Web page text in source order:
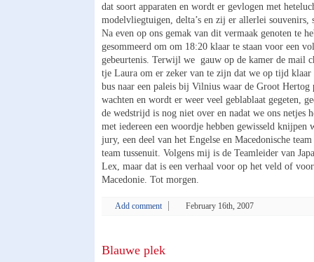
dat soort apparaten en wordt er gevlogen met
modelvliegtuigen, delta’s en zij er allerlei souvenirs,
Na even op ons gemak van dit vermaak genoten te
gesommeerd om om 18:20 klaar te staan voor een
gebeurtenis. Terwijl we gauw op de kamer de mail
tje Laura om er zeker van te zijn dat we op tijd
bus naar een paleis bij Vilnius waar de Groot Hertog
wachten en wordt er weer veel geblablaat gegeten,
de wedstrijd is nog niet over en nadat we ons netjes
met iedereen een woordje hebben gewisseld knijpen
jury, een deel van het Engelse en Macedonische
team tussenuit. Volgens mij is de Teamleider van
Lex, maar dat is een verhaal voor op het veld of
Macedonie. Tot morgen.
Add comment February 16th, 2007
Blauwe plek